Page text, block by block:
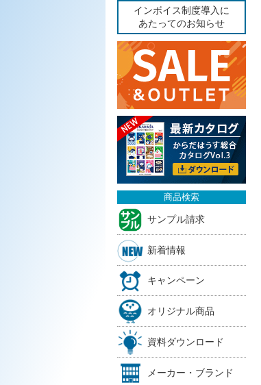
インボイス制度導入に
あたってのお知らせ
商品検索
サンプル請求
新着情報
キャンペーン
オリジナル商品
資料ダウンロード
メーカー・ブランド